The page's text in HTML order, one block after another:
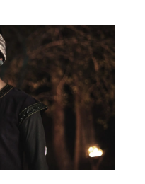
เป็นการดัดแปลงหรือลอก
งออกแถลงการณ์ด่วน